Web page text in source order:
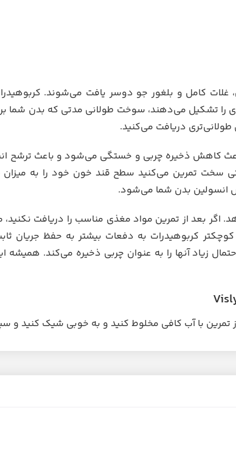
غلات کامل و بلغور جو دوسر یافت می‌شوند.
را تشکیل می‌دهند، سوخت طولانی مدتی که بدن شما
دریافت می‌کنید.
کاهش ذخیره چربی و خستگی می‌شود و باعث ترشح
سخت تمرین می‌کنید سطح قند خون خود را به
انسولین بدن شما می‌شود.
اگر بعد از تمرین مواد مغذی مناسب را دریافت
کربوهیدرات به دفعات بیشتر به حفظ جریان
زیاد آنها را به عنوان چربی ذخیره می‌کند. همیشه
تمرین با آب کافی مخلوط کنید و به خوبی شیک کنید و